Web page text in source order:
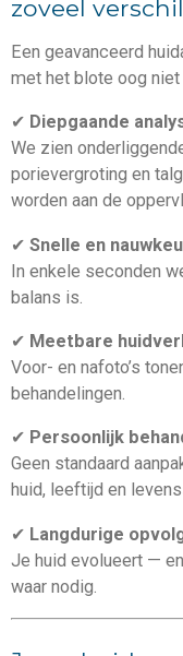
zoveel
Een geavanceerd
met het blote oog niet
✔ Diepgaande
We zien
porievergroting en
worden aan de
✔ Snelle en
In enkele seconden
balans is.
✔ Meetbare
Voor- en nafoto’s
behandelingen.
✔ Persoonlijk
Geen standaard
huid, leeftijd en
✔ Langdurige
Je huid evolueert —
waar nodig.